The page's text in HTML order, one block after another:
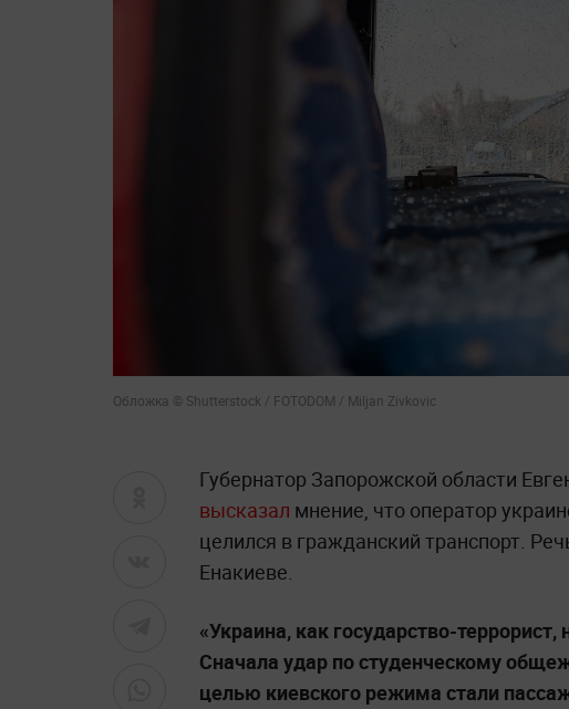
Обложка © Shutterstock / FOTODOM / Miljan Zivkovic
Губернатор Запорожской области
высказал мнение, что оператор
целился в гражданский транспорт.
Енакиеве.
«Украина, как государство-
Сначала удар по студенческому
целью киевского режима стали